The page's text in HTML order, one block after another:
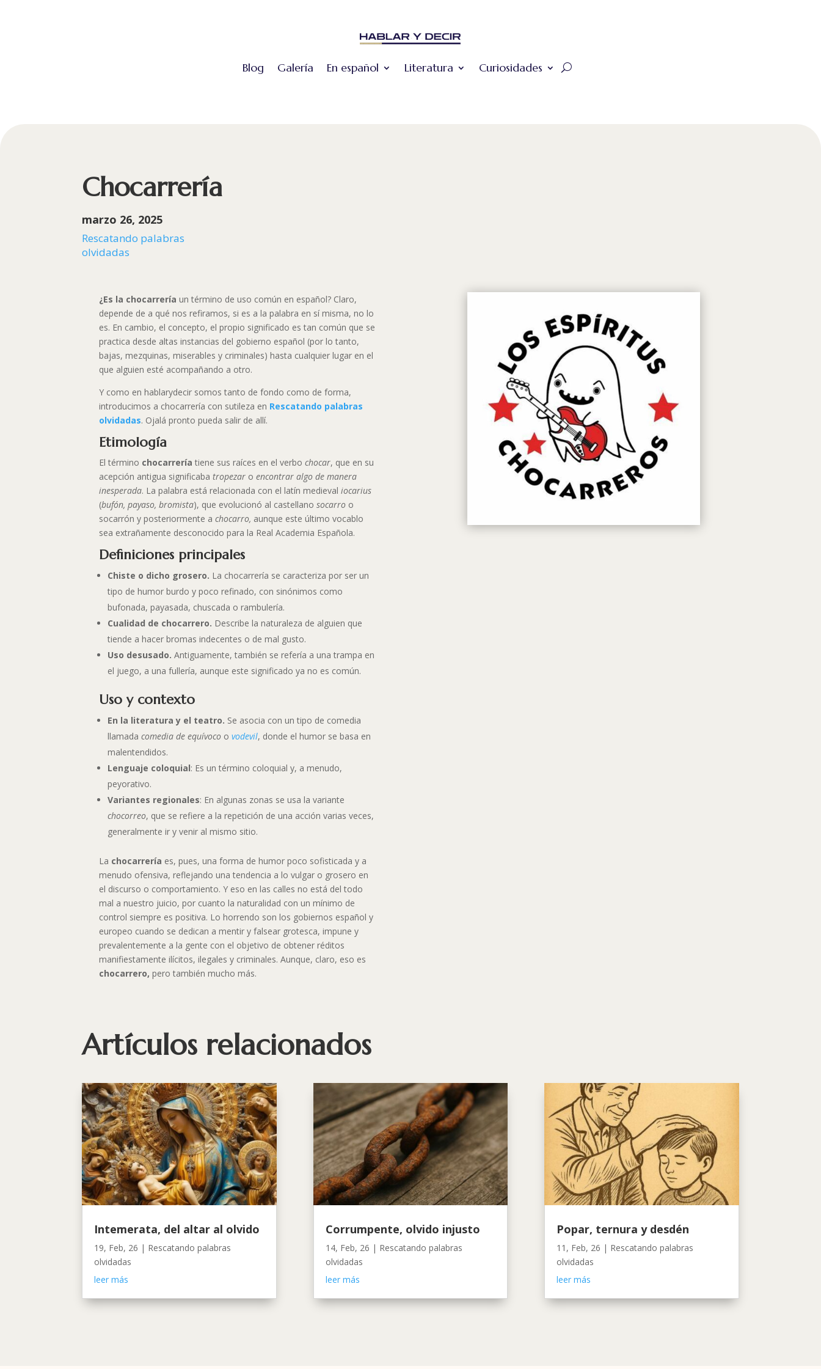
Blog Galería En español Literatura Curiosidades
Chocarrería
marzo 26, 2025
Rescatando palabras
olvidadas
¿Es la chocarrería un término de uso común en español? Claro,
depende de a qué nos refiramos, si es a la palabra en sí misma, no lo
es. En cambio, el concepto, el propio significado es tan común que se
practica desde altas instancias del gobierno español (por lo tanto,
bajas, mezquinas, miserables y criminales) hasta cualquier lugar en el
que alguien esté acompañando a otro.
Y como en hablarydecir somos tanto de fondo como de forma,
introducimos a chocarrería con sutileza en Rescatando palabras
olvidadas. Ojalá pronto pueda salir de allí.
Etimología
El término chocarreríatiene sus raíces en el verbochocar, que en su
acepción antigua significabatropezar oencontrar algo de manera
inesperada. La palabra está relacionada con el latín medievaliocarius
(bufón, payaso, bromista), que evolucionó al castellanosocarro o
socarrón y posteriormente achocarro, aunque este último vocablo
sea extrañamente desconocido para la Real Academia Española.
Definiciones principales
Chiste o dicho grosero. La chocarrería se caracteriza por ser un
tipo de humor burdo y poco refinado, con sinónimos como
bufonada, payasada, chuscada o rambulería.
Cualidad de chocarrero. Describe la naturaleza de alguien que
tiende a hacer bromas indecentes o de mal gusto.
Uso desusado.Antiguamente, también se refería a una trampa en
el juego, a una fullería, aunque este significado ya no es común.
Uso y contexto
En la literatura y el teatro. Se asocia con un tipo de comedia
llamadacomedia de equívoco ovodevil, donde el humor se basa en
malentendidos.
Lenguaje coloquial: Es un término coloquial y, a menudo,
peyorativo.
Variantes regionales: En algunas zonas se usa la variante
chocorreo, que se refiere a la repetición de una acción varias veces,
generalmente ir y venir al mismo sitio.
La chocarrería es, pues, una forma de humor poco sofisticada y a
menudo ofensiva, reflejando una tendencia a lo vulgar o grosero en
el discurso o comportamiento. Y eso en las calles no está del todo
mal a nuestro juicio, por cuanto la naturalidad con un mínimo de
control siempre es positiva. Lo horrendo son los gobiernos español y
europeo cuando se dedican a mentir y falsear grotesca, impune y
prevalentemente a la gente con el objetivo de obtener réditos
manifiestamente ilícitos, ilegales y criminales. Aunque, claro, eso es
chocarrero, pero también mucho más.
Artículos relacionados
Intemerata, del altar al olvido
19, Feb, 26 | Rescatando palabras
olvidadas
leer más
Corrumpente, olvido injusto
14, Feb, 26 | Rescatando palabras
olvidadas
leer más
Popar, ternura y desdén
11, Feb, 26 | Rescatando palabras
olvidadas
leer más